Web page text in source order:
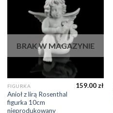
BRAK W MAGAZYNIE
FIGURKA
Anioł z lirą Rosenthal
figurka 10cm
nieprodukowany
159.00 zł